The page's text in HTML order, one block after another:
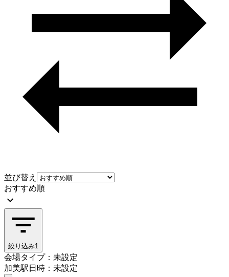
並び替え
おすすめ順
絞り込み1
会場タイプ：未設定
加美駅日時：未設定